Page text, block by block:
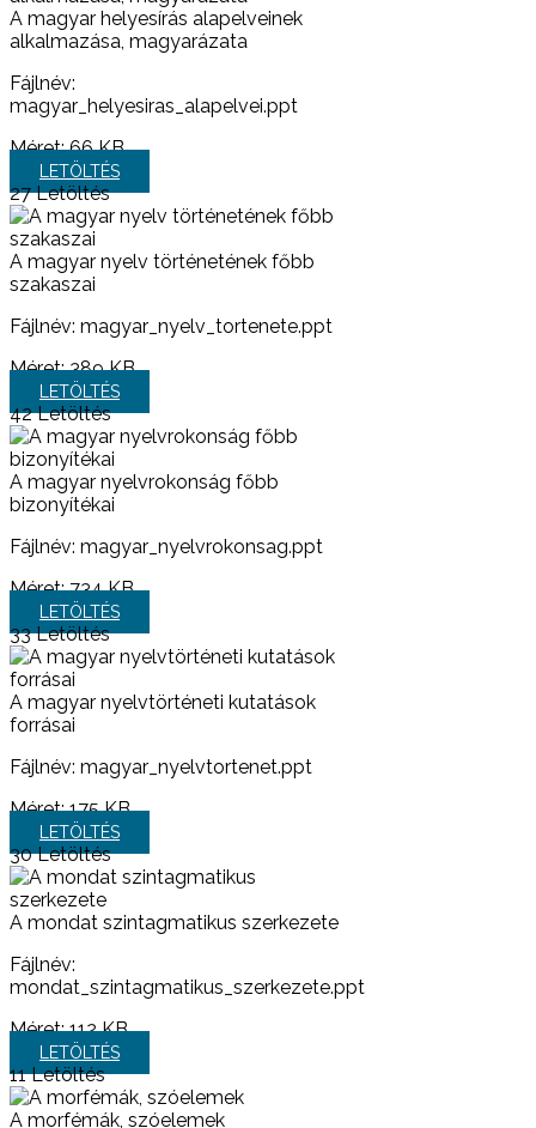
A magyar helyesírás alapelveinek
alkalmazása, magyarázata
Fájlnév:
magyar_helyesiras_alapelvei.ppt
Méret:66 KB
LETÖLTÉS
27Letöltés
A magyar nyelv történetének főbb
szakaszai
Fájlnév: magyar_nyelv_tortenete.ppt
Méret:389 KB
LETÖLTÉS
42Letöltés
A magyar nyelvrokonság főbb
bizonyítékai
Fájlnév: magyar_nyelvrokonsag.ppt
Méret:734 KB
LETÖLTÉS
33Letöltés
A magyar nyelvtörténeti kutatások
forrásai
Fájlnév: magyar_nyelvtortenet.ppt
Méret:175 KB
LETÖLTÉS
30Letöltés
A mondat szintagmatikus szerkezete
Fájlnév:
mondat_szintagmatikus_szerkezete.ppt
Méret:112 KB
LETÖLTÉS
11Letöltés
A morfémák, szóelemek